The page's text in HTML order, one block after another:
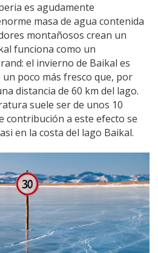
es agudamente
masa de agua contenida
montañosos crean un
funciona como un
el invierno de Baikal es
un poco más fresco que, por
distancia de 60 km del lago.
suele ser de unos 10
contribución a este efecto se
en la costa del lago Baikal.